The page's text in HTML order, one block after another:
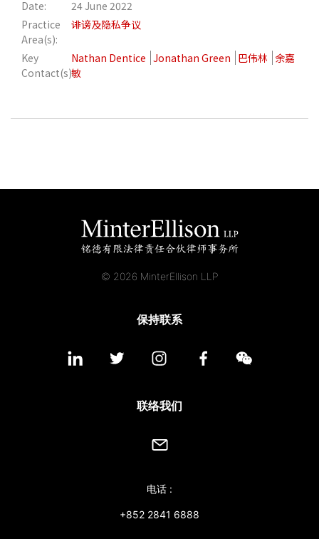
Date:
24 June 2022
Practice
Area(s):
诽谤及隐私争议
Key
Contact(s):
Nathan Dentice Jonathan Green 巴伟林 余嘉
敏
© 2026 MinterEllison LLP
保持联系
联络我们
电话 :
+852 2841 6888